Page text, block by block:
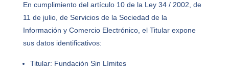
En cumplimiento del artículo 10 de la Ley 34 / 2002, de
11 de julio, de Servicios de la Sociedad de la
Información y Comercio Electrónico, el Titular expone
sus datos identificativos:
Titular: Fundación Sin Límites